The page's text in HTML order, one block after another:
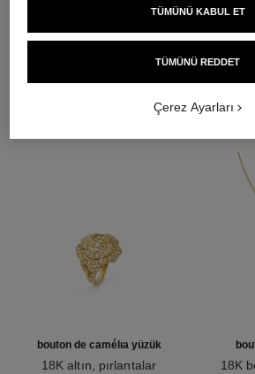
bouton de camélia yüzük
18K altın, pırlantalar
18K
TÜMÜNÜ REDDET
TÜMÜNÜ KABUL ET
Çerez Ayarları